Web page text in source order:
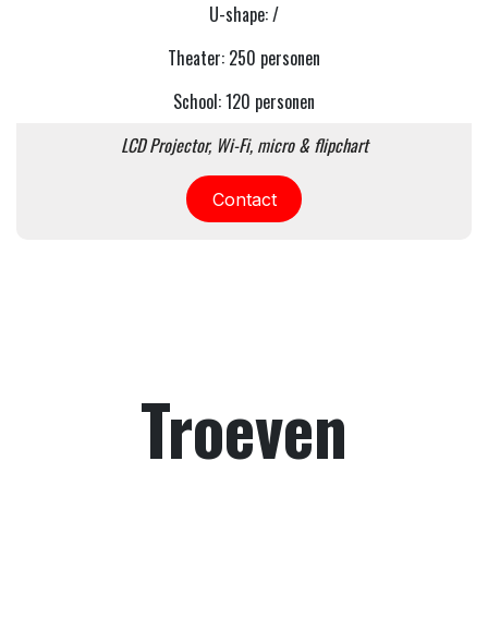
U-shape: /
Theater: 250 personen
School: 120 personen
LCD Projector, Wi-Fi, micro & flipchart
Contact
Troeven